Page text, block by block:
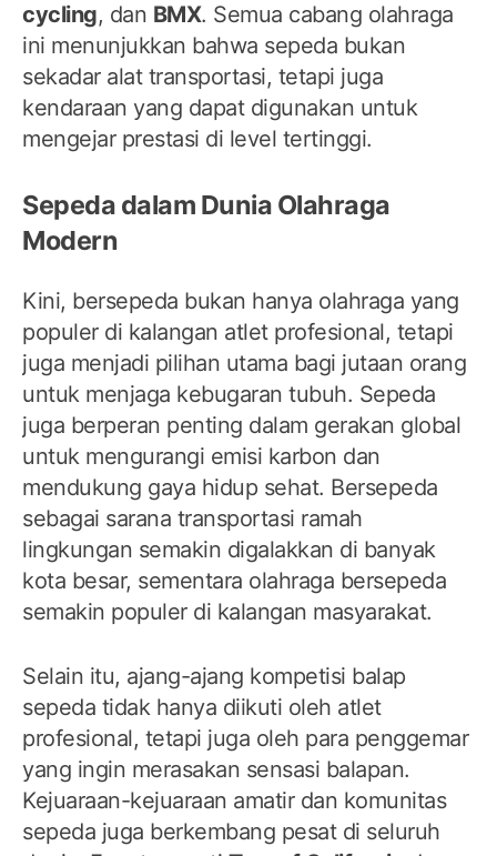
cycling, dan BMX. Semua cabang olahraga
ini menunjukkan bahwa sepeda bukan
sekadar alat transportasi, tetapi juga
kendaraan yang dapat digunakan untuk
mengejar prestasi di level tertinggi.
Sepeda dalam Dunia Olahraga
Modern
Kini, bersepeda bukan hanya olahraga yang
populer di kalangan atlet profesional, tetapi
juga menjadi pilihan utama bagi jutaan orang
untuk menjaga kebugaran tubuh. Sepeda
juga berperan penting dalam gerakan global
untuk mengurangi emisi karbon dan
mendukung gaya hidup sehat. Bersepeda
sebagai sarana transportasi ramah
lingkungan semakin digalakkan di banyak
kota besar, sementara olahraga bersepeda
semakin populer di kalangan masyarakat.
Selain itu, ajang-ajang kompetisi balap
sepeda tidak hanya diikuti oleh atlet
profesional, tetapi juga oleh para penggemar
yang ingin merasakan sensasi balapan.
Kejuaraan-kejuaraan amatir dan komunitas
sepeda juga berkembang pesat di seluruh